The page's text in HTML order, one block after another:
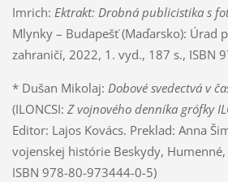
Imrich: Ektrakt: Drobná publicistika s
Mlynky – Budapešť (Maďarsko): Úrad
zahraničí, 2022, 1. vyd., 187 s., ISBN
* Dušan Mikolaj: Dobové svedectvá v
(ILONCSI: Z vojnového denníka grófky
Editor: Lajos Kovács. Preklad: Anna
vojenskej histórie Beskydy,
ISBN 978-80-973444-0-5)